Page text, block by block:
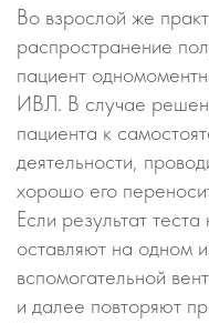
Во взрослой же
распространение
пациент
ИВЛ. В случае
пациента к
деятельности,
хорошо его
Если результат
оставляют на одном
вспомогательной
и далее повторяют